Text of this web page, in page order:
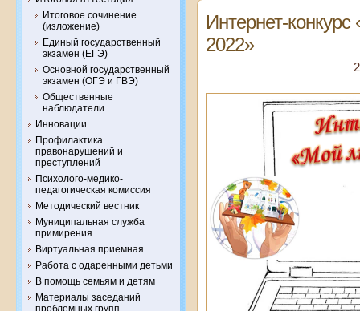
Итоговое сочинение
(изложение)
Единый государственный
экзамен (ЕГЭ)
Основной государственный
экзамен (ОГЭ и ГВЭ)
Общественные
наблюдатели
Инновации
Профилактика
правонарушений и
преступлений
Психолого-медико-
педагогическая комиссия
Методический вестник
Муниципальная служба
примирения
Виртуальная приемная
Работа с одаренными детьми
В помощь семьям и детям
Материалы заседаний
проблемных групп
Интернет-
2022»